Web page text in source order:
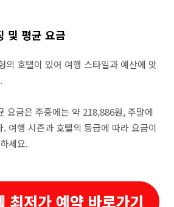
및 평균 요금
의 호텔이 있어 여행 스타일과 예산에 맞
요금은 주중에는 약 218,886원, 주말에
여행 시즌과 호텔의 등급에 따라 요금이
세요.